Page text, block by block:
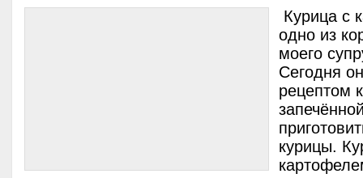
Курица с
одно из
моего
Сегодня
рецептом
курицы.